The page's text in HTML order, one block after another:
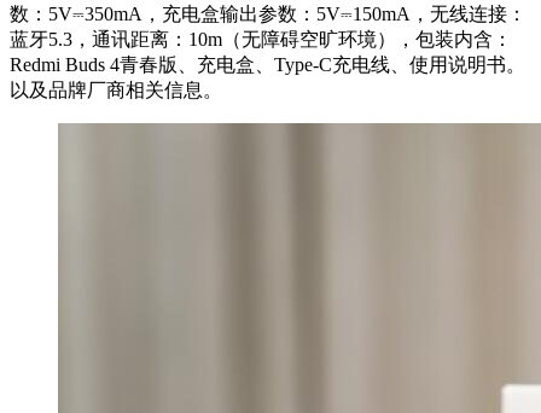
数：5V⎓350mA，充电盒输出参数：5V⎓150mA，无线连接：
蓝牙5.3，通讯距离：10m（无障碍空旷环境），包装内含：
Redmi Buds 4青春版、充电盒、Type-C充电线、使用说明书。
以及品牌厂商相关信息。